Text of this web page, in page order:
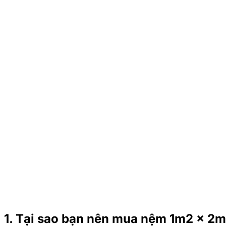
1. Tại sao bạn nên mua nệm 1m2 x